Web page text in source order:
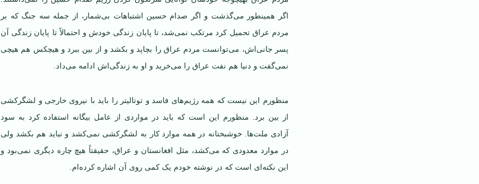
اگر همینطور می‌گذشت و اگر صدام حسین اشتباهات بی‌شمار، از جمله سه جنگ که بر
مردم عراق تحمیل کرد مرتکب نمی‌شد، تا پایان زندگی خودش و احتمالاً تا پایان زندگی آن
پسر جانی‌اش، می‌توانست مردم عراق را بچاپد و بکشد و از بین ببرد و هیچکس هم هیچی
نمی‌گفت و دنیا هم نفت عراق را می‌خرید و او به زندگی‌اش ادامه می‌داد.
منظورم این نیست که همه رژیم‌های فاسد و توتالیتر را باید با نیروی خارجی و لشگرکشی
از بین برد. منظورم این است که باید در مواردی از عامل بیگانه استفاده کرد به سود
آزادی ملت‌ها. خوشبختانه در همه موارد کار به لشگرکشی نمی‌کشد و نباید هم بکشد ولی
در موارد معدودی که می‌کشد، مثل افغانستان و عراق، حقیقتاً هیچ چاره دیگری نمی‌بود و
این نکته‌ای است که در نوشته خودم یک کمی روی آن اشاره کرده‌ام.